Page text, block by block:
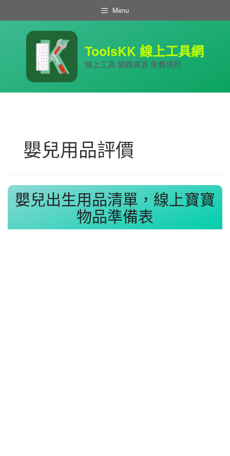
Menu
ToolsKK 線上工具網
線上工具 網路資源 免費使用
嬰兒用品評價
嬰兒出生用品清單，線上寶寶
物品準備表